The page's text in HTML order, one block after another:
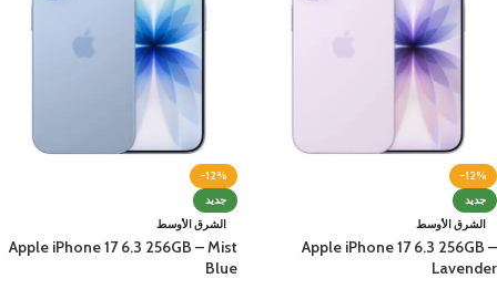
-12%
جديد
الشرق الأوسط
Apple iPhone 17 6.3 256GB –
Lavender
-12%
جديد
الشرق الأوسط
Apple iPhone 17 6.3 256GB – Mist
Blue